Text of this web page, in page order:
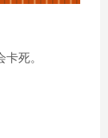
死。